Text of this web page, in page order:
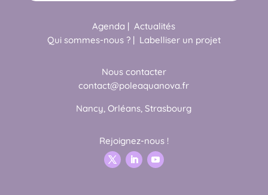
Agenda |Actualités
Qui sommes-nous ?| Labelliser un projet
Nous contacter
contact@poleaquanova.fr
Nancy, Orléans, Strasbourg
Rejoignez-nous !